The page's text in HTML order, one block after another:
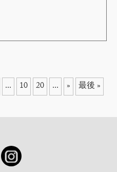
... 10 20 ... » 最後 »